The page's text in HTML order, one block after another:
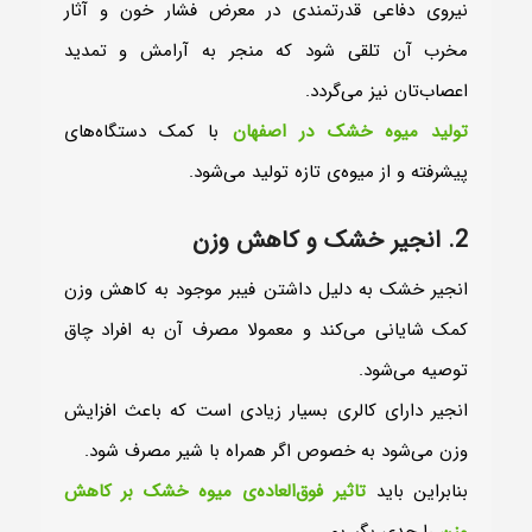
نیروی دفاعی قدرتمندی در معرض فشار خون و آثار
مخرب آن تلقی شود که منجر به آرامش و تمدید
اعصاب‌‌تان نیز می‌گردد.
تولید میوه خشک در اصفهان
با کمک دستگاه‎‌های
پیشرفته و از میوه‎‌ی تازه تولید می‌شود.
2. انجیر خشک و کاهش وزن
انجیر خشک به دلیل داشتن فیبر موجود به کاهش وزن
کمک شایانی می‌کند و معمولا مصرف آن به افراد چاق
توصیه می‌شود.
انجیر دارای کالری بسیار زیادی است که باعث افزایش
وزن می‌شود به خصوص اگر همراه با شیر مصرف شود.
بنابراین باید
تاثیر فوق‎‌العاده‎‌ی میوه خشک بر کاهش